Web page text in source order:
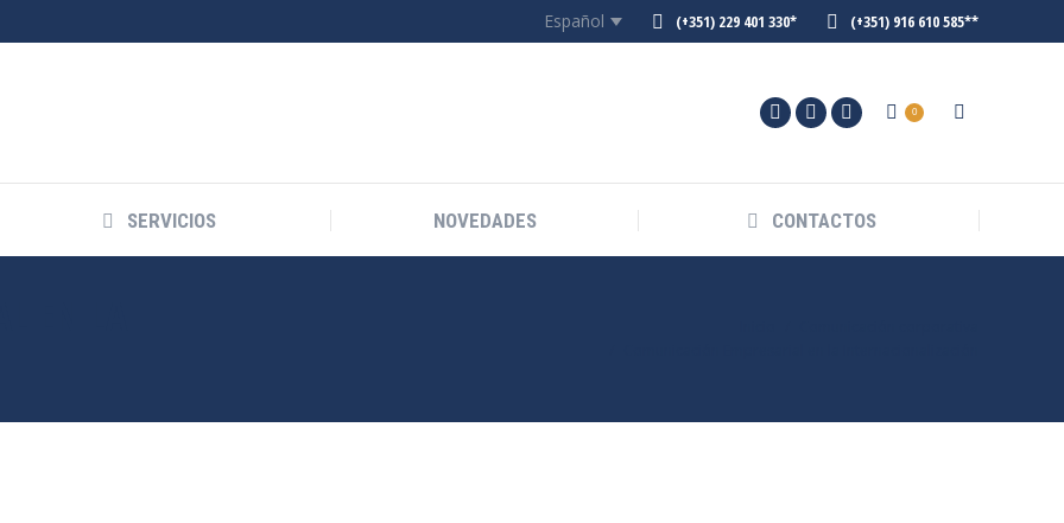
Español (+351) 229 401 330* (+351) 916 610 585**
0
SERVICIOS NOVEDADES CONTACTOS